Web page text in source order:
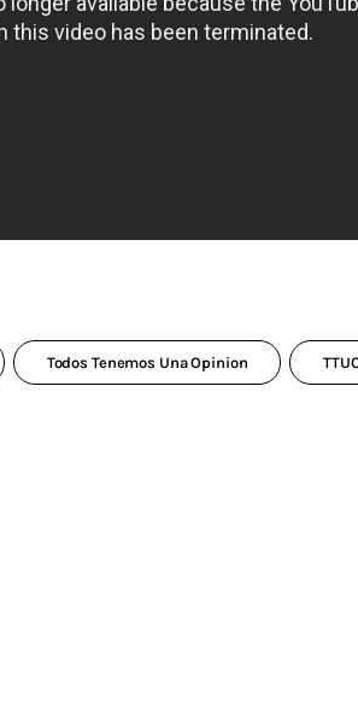
Todos Tenemos Una Opinion